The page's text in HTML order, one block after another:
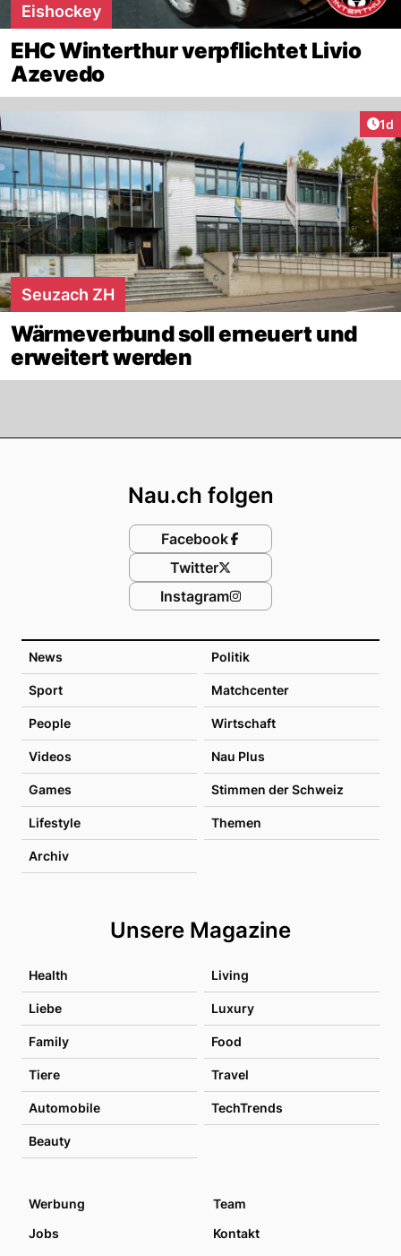
Eishockey
EHC Winterthur verpflichtet Livio
Azevedo
1d
Seuzach ZH
Wärmeverbund soll erneuert und
erweitert werden
News Politik
Sport Matchcenter
People Wirtschaft
Videos Nau Plus
Games Stimmen der Schweiz
Lifestyle Themen
Archiv
Unsere Magazine
Health Living
Liebe Luxury
Family Food
Tiere Travel
Automobile TechTrends
Beauty
Nau.ch folgen
Facebook
Twitter
Instagram
Werbung
Team
Jobs
Kontakt